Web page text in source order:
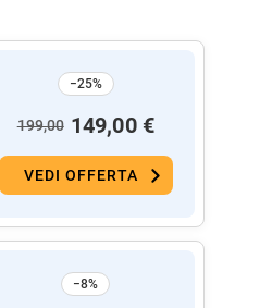
−25%
199,00 149,00 €
VEDI OFFERTA
−8%